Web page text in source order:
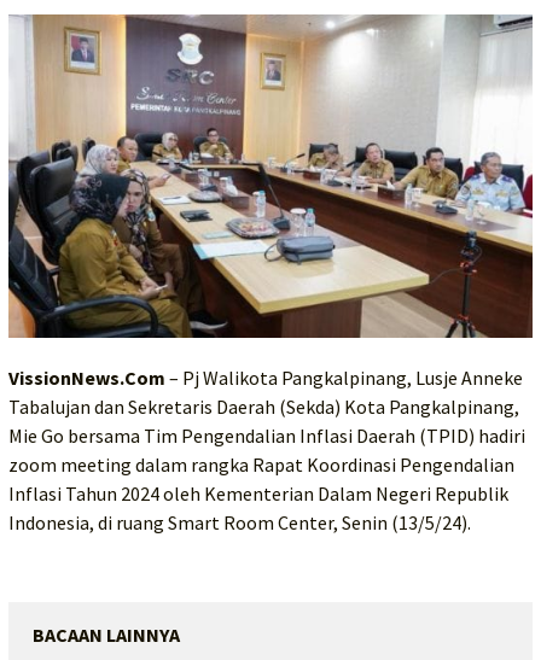
VissionNews.Com – Pj Walikota Pangkalpinang, Lusje Anneke
Tabalujan dan Sekretaris Daerah (Sekda) Kota Pangkalpinang,
Mie Go bersama Tim Pengendalian Inflasi Daerah (TPID) hadiri
zoom meeting dalam rangka Rapat Koordinasi Pengendalian
Inflasi Tahun 2024 oleh Kementerian Dalam Negeri Republik
Indonesia, di ruang Smart Room Center, Senin (13/5/24).
BACAAN LAINNYA